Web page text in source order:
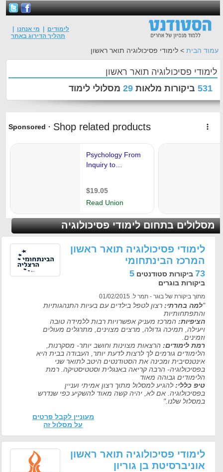
לימודים מי אנחנו
תהליך הדירוג באתר
עמוד הבית > לימודי פסיכולוגיה תואר ראשון
לימודי פסיכולוגיה תואר ראשון
531 ביקורות מלאות 29 מסלולי לימוד
מסלולים בתחום לימודי פסיכולוגיה
לימודי פסיכולוגיה תואר ראשון
המרכז הבינתחומי
73 ביקורות סטודנטים 5
ביקורות בוגרים
מתוך ביקורת של בוגר - תמר ל. 01/02/2015
"למה בחרתי: רצון לטפל בילדים עם בעיות התנהגותיות
והתפתחותיות
הציפיות: המרכז מעניק אפשרויות רבות ללמידה טובה
ויעילה, תמיכה גדולה, מרצים מצוינים, מתרגלים מעולים
וזמינים.
רמת לימודים: הרצאות מצוינות וחושב יותר- מסקרנות,
הלימודים גורמים לך לרצות לדעת יותר, העבודה בבית היא
אינטנסיבית ומכינה את הסטודנטים היטב לתואר שני
בפסיכולוגיה- הרבה קריאה באנגלית וסטטיסטיקה. רמת
הלימודים גבוהה מאוד
טיפ כללי: להגיע למסלול מתוך רצון אמיתי ועניין
בפסיכולוגיה. אם לא, יהיה קשה מאוד להשקיע כפי שנדרש
במסלול שלנו."
מעוניין לקבל פרטים
על מסלול זה
לימודי פסיכולוגיה תואר ראשון
אוניברסיטת בן גוריון